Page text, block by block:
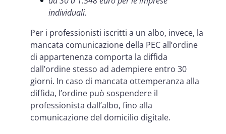
individuali.
Per i professionisti iscritti a un albo, invece, la
mancata comunicazione della PEC all’ordine
di appartenenza comporta la diffida
dall’ordine stesso ad adempiere entro 30
giorni. In caso di mancata ottemperanza alla
diffida, l’ordine può sospendere il
professionista dall’albo, fino alla
comunicazione del domicilio digitale.